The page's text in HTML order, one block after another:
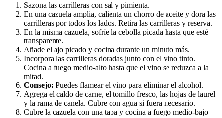
Sazona las carrilleras con sal y pimienta.
En una cazuela amplia, calienta un chorro de aceite y dora las
carrilleras por todos los lados. Retira las carrilleras y reserva.
En la misma cazuela, sofríe la cebolla picada hasta que esté
transparente.
Añade el ajo picado y cocina durante un minuto más.
Incorpora las carrilleras doradas junto con el vino tinto.
Cocina a fuego medio-alto hasta que el vino se reduzca a la
mitad.
Consejo: Puedes flamear el vino para eliminar el alcohol.
Agrega el caldo de carne, el tomillo fresco, las hojas de laurel
y la rama de canela. Cubre con agua si fuera necesario.
Cubre la cazuela con una tapa y cocina a fuego medio-bajo